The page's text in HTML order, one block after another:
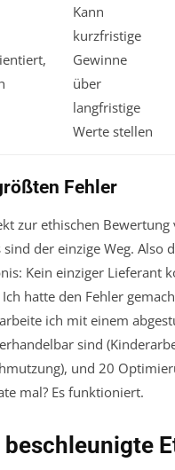
Kann
kurzfristige
Gewinne
über
langfristige
Werte stellen
Fehler
zur ethischen
der einzige Weg. Also
Kein einziger Lieferant
hatte den Fehler
ich mit einem
sind
und 20
mal? Es funktioniert.